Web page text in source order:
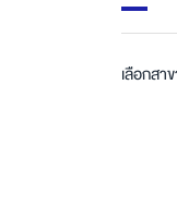
เลือกสา